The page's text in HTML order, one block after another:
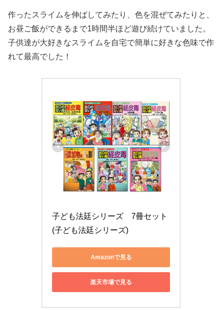
作ったスライムを伸ばしてみたり、色を混ぜてみたりと、
お昼ご飯ができるまで1時間半ほど遊び続けていました。
子供達が大好きなスライムを自宅で簡単に好きな色味で作
れて最高でした！
子ども法廷シリーズ　7冊セット
(子ども法廷シリーズ)
Amazonで見る
楽天市場で見る